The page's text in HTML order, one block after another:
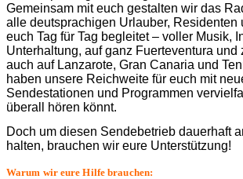
Gemeinsam mit euch gestalten wir das
alle deutsprachigen Urlauber, Residenten
euch Tag für Tag begleitet – voller Musik,
Unterhaltung, auf ganz Fuerteventura und
auch auf Lanzarote, Gran Canaria und
haben unsere Reichweite für euch mit
Sendestationen und Programmen
überall hören könnt.
Doch um diesen Sendebetrieb dauerhaft
halten, brauchen wir eure Unterstützung!
Warum wir eure Hilfe brauchen: